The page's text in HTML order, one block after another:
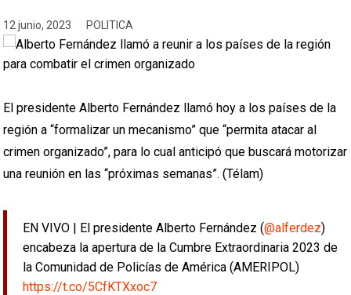
12 junio, 2023 POLITICA
El presidente Alberto Fernández llamó hoy a los países de la
región a “formalizar un mecanismo” que “permita atacar al
crimen organizado”, para lo cual anticipó que buscará motorizar
una reunión en las “próximas semanas”. (Télam)
EN VIVO | El presidente Alberto Fernández (@alferdez)
encabeza la apertura de la Cumbre Extraordinaria 2023 de
la Comunidad de Policías de América (AMERIPOL)
https://t.co/5CfKTXxoc7